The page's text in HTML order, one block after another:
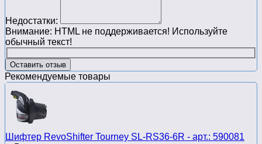
Недостатки:
Внимание: HTML не поддерживается! Используйте
обычный текст!
Оставить отзыв
Рекомендуемые товары
Шифтер RevoShifter Tourney SL-RS36-6R - арт.: 590081